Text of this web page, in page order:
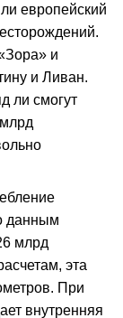
европейский
и
и Ливан.
ли смогут
данным
млрд
эта
При
внутренняя